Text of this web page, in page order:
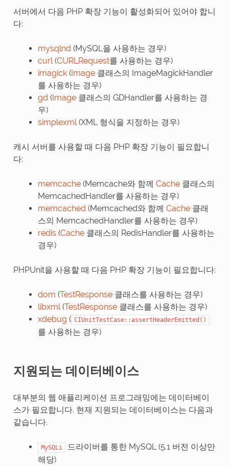
서버에서 다음 PHP 확장 기능이 활성화되어 있어야 합니
다:
mysqlnd (MySQL을 사용하는 경우)
curl(CURLRequest를 사용하는 경우)
imagick(Image클래스의 ImageMagickHandler
를 사용하는 경우)
gd (Image클래스의 GDHandler를 사용하는 경
우)
simplexml(XML 형식을 지정하는 경우)
캐시 서버를 사용할 때 다음 PHP 확장 기능이 필요합니
다:
memcache(Memcache와 함께 Cache클래스의
MemcachedHandler를 사용하는 경우)
memcached (Memcached와 함께 Cache클래
스의 MemcachedHandler를 사용하는 경우)
redis(Cache클래스의 RedisHandler를 사용하는
경우)
PHPUnit을 사용할 때 다음 PHP 확장 기능이 필요합니다:
dom (TestResponse클래스를 사용하는 경우)
libxml(TestResponse클래스를 사용하는 경우)
xdebug ( CIUnitTestCase::assertHeaderEmitted()
를 사용하는 경우)
지원되는 데이터베이스
대부분의 웹 애플리케이션 프로그래밍에는 데이터베이
스가 필요합니다. 현재 지원되는 데이터베이스는 다음과
같습니다.
MySQLi
드라이버를 통한 MySQL (5.1 버전 이상만
해당)